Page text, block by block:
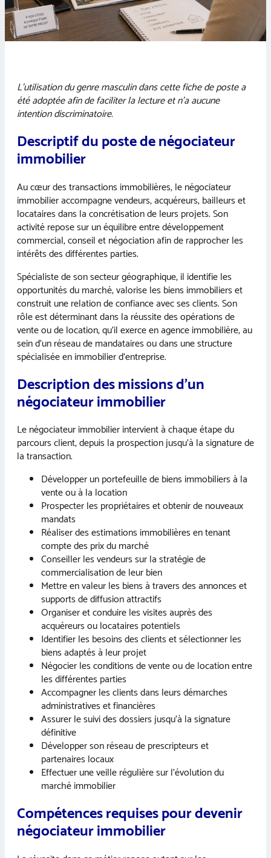
L’utilisation du genre masculin dans cette fiche de poste a
été adoptée afin de faciliter la lecture et n’a aucune
intention discriminatoire.
Descriptif du poste de négociateur
immobilier
Au cœur des transactions immobilières, le négociateur
immobilier accompagne vendeurs, acquéreurs, bailleurs et
locataires dans la concrétisation de leurs projets. Son
activité repose sur un équilibre entre développement
commercial, conseil et négociation afin de rapprocher les
intérêts des différentes parties.
Spécialiste de son secteur géographique, il identifie les
opportunités du marché, valorise les biens immobiliers et
construit une relation de confiance avec ses clients. Son
rôle est déterminant dans la réussite des opérations de
vente ou de location, qu’il exerce en agence immobilière, au
sein d’un réseau de mandataires ou dans une structure
spécialisée en immobilier d’entreprise.
Description des missions d’un
négociateur immobilier
Le négociateur immobilier intervient à chaque étape du
parcours client, depuis la prospection jusqu’à la signature de
la transaction.
Développer un portefeuille de biens immobiliers à la
vente ou à la location
Prospecter les propriétaires et obtenir de nouveaux
mandats
Réaliser des estimations immobilières en tenant
compte des prix du marché
Conseiller les vendeurs sur la stratégie de
commercialisation de leur bien
Mettre en valeur les biens à travers des annonces et
supports de diffusion attractifs
Organiser et conduire les visites auprès des
acquéreurs ou locataires potentiels
Identifier les besoins des clients et sélectionner les
biens adaptés à leur projet
Négocier les conditions de vente ou de location entre
les différentes parties
Accompagner les clients dans leurs démarches
administratives et financières
Assurer le suivi des dossiers jusqu’à la signature
définitive
Développer son réseau de prescripteurs et
partenaires locaux
Effectuer une veille régulière sur l’évolution du
marché immobilier
Compétences requises pour devenir
négociateur immobilier